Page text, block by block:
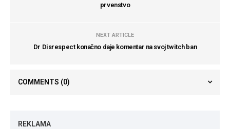
prvenstvo
NEXT ARTICLE
Dr Disrespect konačno daje komentar na svoj twitch ban
COMMENTS (0)
REKLAMA